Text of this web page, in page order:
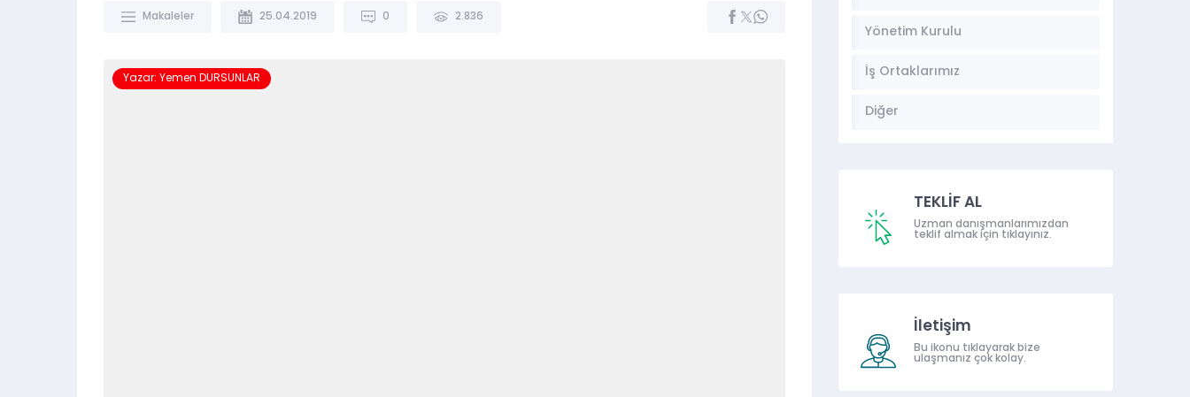
Makaleler 25.04.2019 0 2.836
Yazar: Yemen DURSUNLAR
Yönetim Kurulu
İş Ortaklarımız
Diğer
TEKLİF AL
Uzman danışmanlarımızdan
teklif almak için tıklayınız.
İletişim
Bu ikonu tıklayarak bize
ulaşmanız çok kolay.